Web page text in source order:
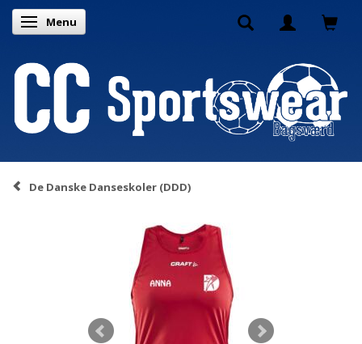
Skifte navigation
Menu
De Danske Danseskoler (DDD)